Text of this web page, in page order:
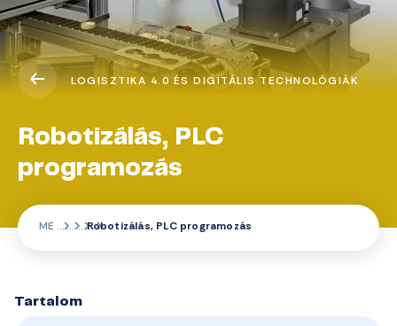
LOGISZTIKA 4.0 ÉS DIGITÁLIS TECHNOLÓGIÁK
Robotizálás, PLC
programozás
ME Robotizálás, PLC programozás
Tartalom